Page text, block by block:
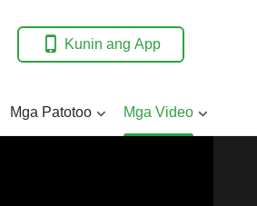
Kunin ang App
Mga Patotoo Mga Video